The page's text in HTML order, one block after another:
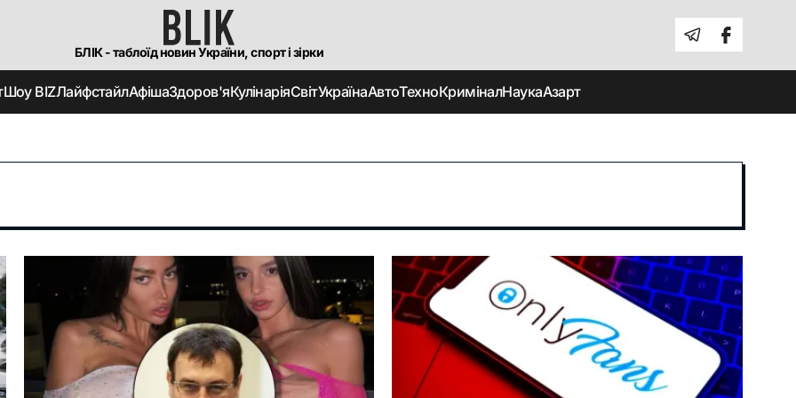
БЛІК - таблоїд новин України, спорт і зірки
Шоу BIZЛайфстайлАфішаЗдоров'яКулінаріяСвітУкраїнаАвтоТехноКриміналНаукаАзарт